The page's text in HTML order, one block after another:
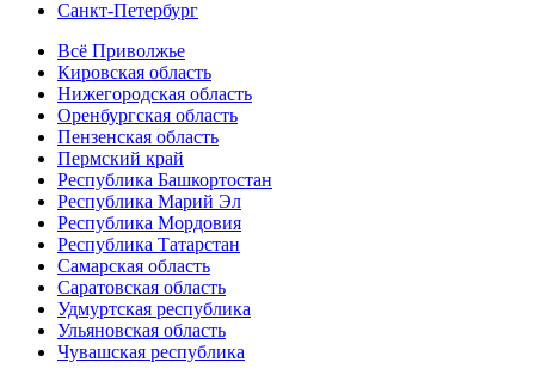
Санкт-Петербург
Всё Приволжье
Кировская область
Нижегородская область
Оренбургская область
Пензенская область
Пермский край
Республика Башкортостан
Республика Марий Эл
Республика Мордовия
Республика Татарстан
Самарская область
Саратовская область
Удмуртская республика
Ульяновская область
Чувашская республика